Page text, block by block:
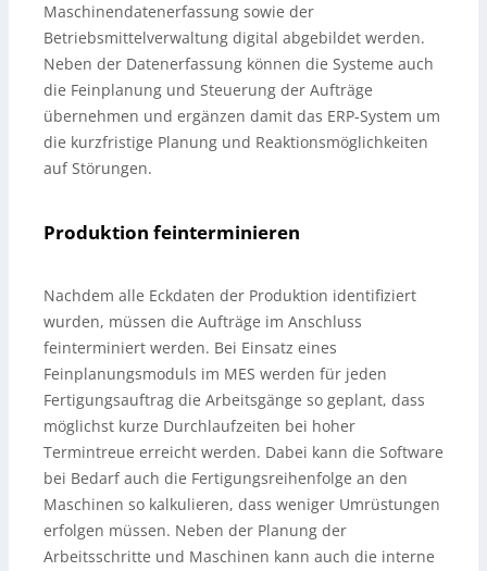
Maschinendatenerfassung sowie der
Betriebsmittelverwaltung digital abgebildet werden.
Neben der Datenerfassung können die Systeme auch
die Feinplanung und Steuerung der Aufträge
übernehmen und ergänzen damit das ERP-System um
die kurzfristige Planung und Reaktionsmöglichkeiten
auf Störungen.
Produktion feinterminieren
Nachdem alle Eckdaten der Produktion identifiziert
wurden, müssen die Aufträge im Anschluss
feinterminiert werden. Bei Einsatz eines
Feinplanungsmoduls im MES werden für jeden
Fertigungsauftrag die Arbeitsgänge so geplant, dass
möglichst kurze Durchlaufzeiten bei hoher
Termintreue erreicht werden. Dabei kann die Software
bei Bedarf auch die Fertigungsreihenfolge an den
Maschinen so kalkulieren, dass weniger Umrüstungen
erfolgen müssen. Neben der Planung der
Arbeitsschritte und Maschinen kann auch die interne